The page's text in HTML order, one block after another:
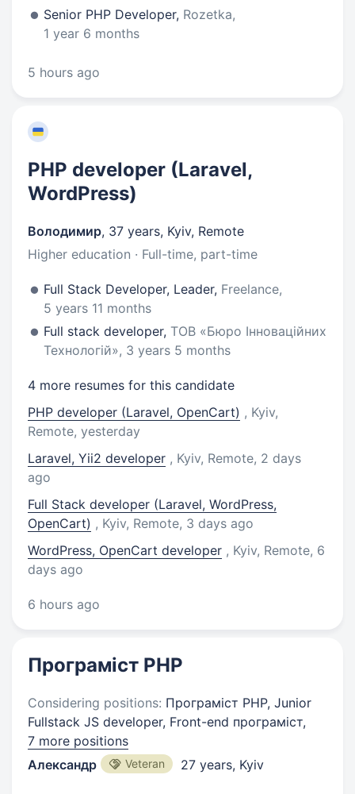
Senior PHP Developer, Rozetka,
1 year 6 months
5 hours ago
PHP developer (Laravel,
WordPress)
Володимир, 37 years, Kyiv, Remote
Higher education · Full-time, part-time
Full Stack Developer, Leader, Freelance,
5 years 11 months
Full stack developer, ТОВ «Бюро Інноваційних
Технологій», 3 years 5 months
4 more resumes for this candidate
PHP developer (Laravel, OpenCart) , Kyiv,
Remote, yesterday
Laravel, Yii2 developer , Kyiv, Remote, 2 days
ago
Full Stack developer (Laravel, WordPress,
OpenCart) , Kyiv, Remote, 3 days ago
WordPress, OpenCart developer , Kyiv, Remote, 6
days ago
6 hours ago
Програміст PHP
Considering positions: Програміст PHP, Junior
Fullstack JS developer, Front-end програміст,
7 more positions
Александр
Veteran 27 years, Kyiv